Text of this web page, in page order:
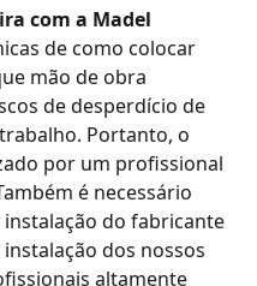
com a Madel
de como colocar
mão de obra
de desperdício de
Portanto, o
por um profissional
é necessário
do fabricante
dos nossos
altamente